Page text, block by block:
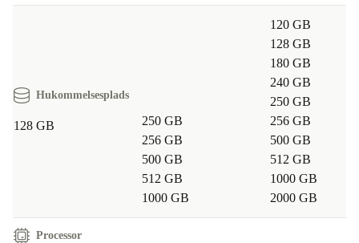
redigere billeder, lave simple videoer og præsentationer.
Hvordan gør jeg min hverdag mere fleksibel?
Med det kompakte design og lange batteritid får du
Når du vælger en refurbished bærbar computer fra
refurbed, investerer du i både kvalitet og ansvarlighed.
Hukommelsesplads
128 GB
250 GB
256 GB
500 GB
512 GB
1000 GB
120 GB
128 GB
180 GB
240 GB
250 GB
256 GB
500 GB
512 GB
1000 GB
2000 GB
Processor